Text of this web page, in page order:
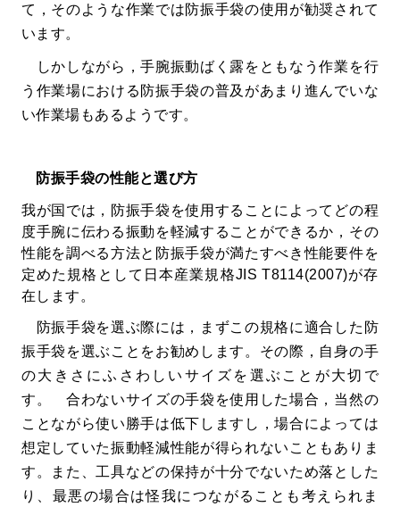
て，そのような作業では防振手袋の使用が勧奨されて
います。
しかしながら，手腕振動ばく露をともなう作業を行
う作業場における防振手袋の普及があまり進んでいな
い作業場もあるようです。
防振手袋の性能と選び方
我が国では，防振手袋を使用することによってどの程
度手腕に伝わる振動を軽減することができるか，その
性能を調べる方法と防振手袋が満たすべき性能要件を
定めた規格として日本産業規格JIS T8114(2007)が存
在します。
防振手袋を選ぶ際には，まずこの規格に適合した防
振手袋を選ぶことをお勧めします。その際，自身の手
の大きさにふさわしいサイズを選ぶことが大切で
す。 合わないサイズの手袋を使用した場合，当然の
ことながら使い勝手は低下しますし，場合によっては
想定していた振動軽減性能が得られないこともありま
す。また、工具などの保持が十分でないため落とした
り、最悪の場合は怪我につながることも考えられま